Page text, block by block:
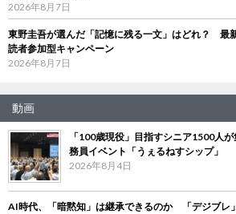
2026年8月7日
東野圭吾が選んだ「記憶に残る一文」はどれ？ 最
読者参加型キャンペーン
2026年8月7日
動画
「100歳現役」目指すシニア1500人
務員イベント「うぇるねすシップ」
2026年8月4日
AI時代、「暗黙知」は継承できるのか 「デジブレ